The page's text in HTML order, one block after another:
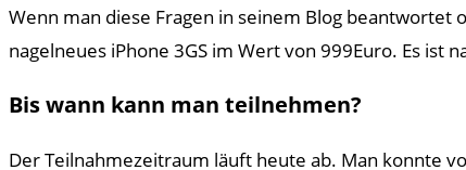
Wenn man diese Fragen in seinem Blog beantwortet
nagelneues iPhone 3GS im Wert von 999Euro. Es ist
Bis wann kann man teilnehmen?
Der Teilnahmezeitraum läuft heute ab. Man konnte